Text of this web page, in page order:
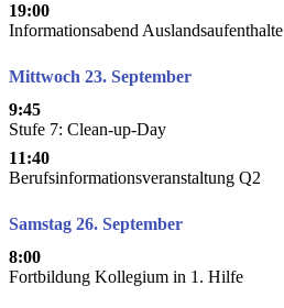
19:00
Informationsabend Auslandsaufenthalte
Mittwoch 23. September
9:45
Stufe 7: Clean-up-Day
11:40
Berufsinformationsveranstaltung Q2
Samstag 26. September
8:00
Fortbildung Kollegium in 1. Hilfe